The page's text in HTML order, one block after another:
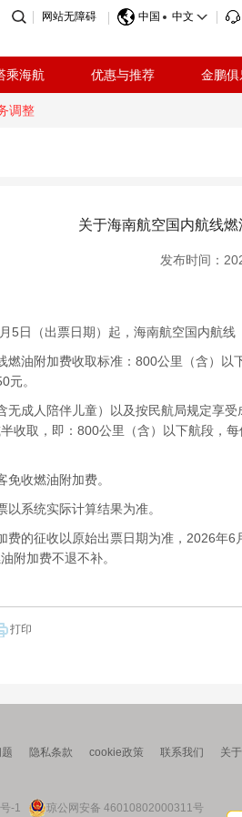
网站无障碍 中国 中文
乘海航 优惠与推荐 金鹏俱
调整
关于海南航空国内航线
发布时间：
（出票日期）起，海南航空国内航线
油附加费收取标准：800公里（含）以
元。
成人陪伴儿童）以及按民航局规定享受
收取，即：800公里（含）以下航段，
收燃油附加费。
系统实际计算结果为准。
的征收以原始出票日期为准，2026年6
附加费不退不补。
打印
隐私条款 cookie政策 联系我们 关
-1 琼公网安备 46010802000311号